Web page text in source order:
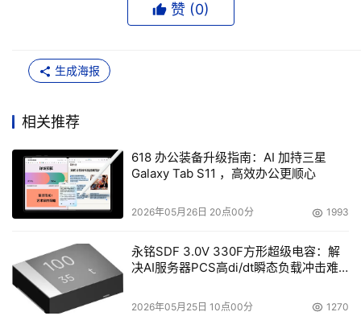
对医疗信息交换新标准的支持以及快速处理医疗数据的能
InterSystems IRIS 医疗版成为其开发医疗系统的核心技
术。”
FHIR的互操作性，以及我们为新系统开发提供的支持，新
系统将实现大量医疗信息的快速处理和分析，我们很荣幸能
够为临床用户提供所需信息。医护人员的工作疲劳问题正在
变成日益严重的社会问题，我们很高兴可以对此有所贡
献。”
本文来源于DOIT传媒，文章内容仅供参考，不构成投资建议。
赞 (0)
生成海报
相关推荐
618 办公装备升级指南：AI 加持三星
Galaxy Tab S11 ，高效办公更顺心
2026年05月26日 20点00分 1993
永铭SDF 3.0V 330F方形超级电容：解
决AI服务器PCS高di/dt瞬态负载冲击难
2026年05月25日 10点00分 1270